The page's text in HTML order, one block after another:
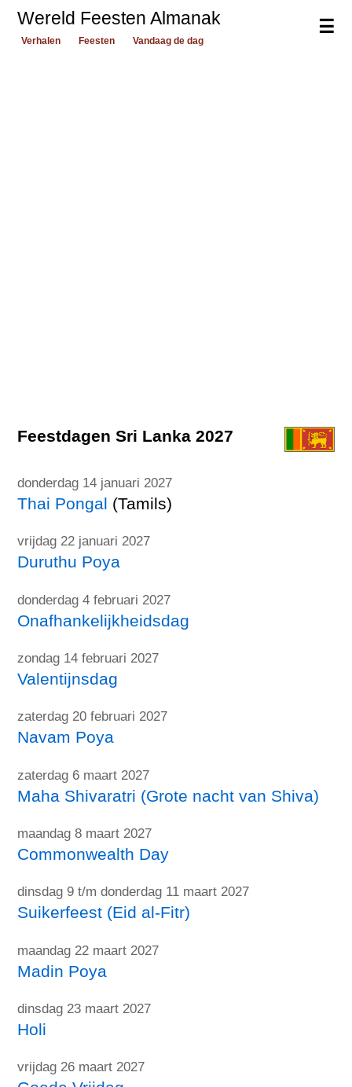
☰
Wereld Feesten Almanak
Verhalen Feesten Vandaag de dag
Feestdagen Sri Lanka 2027
donderdag 14 januari 2027
Thai Pongal (Tamils)
vrijdag 22 januari 2027
Duruthu Poya
donderdag 4 februari 2027
Onafhankelijkheidsdag
zondag 14 februari 2027
Valentijnsdag
zaterdag 20 februari 2027
Navam Poya
zaterdag 6 maart 2027
Maha Shivaratri (Grote nacht van Shiva)
maandag 8 maart 2027
Commonwealth Day
dinsdag 9 t/m donderdag 11 maart 2027
Suikerfeest (Eid al-Fitr)
maandag 22 maart 2027
Madin Poya
dinsdag 23 maart 2027
Holi
vrijdag 26 maart 2027